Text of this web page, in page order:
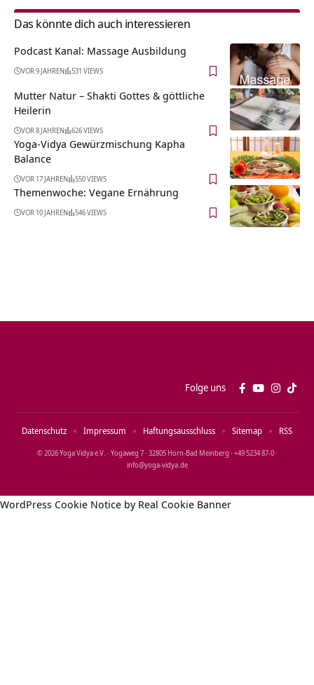
Das könnte dich auch interessieren
Podcast Kanal: Massage Ausbildung
VOR 9 JAHREN 531 VIEWS
Mutter Natur – Shakti Gottes & göttliche
Heilerin
VOR 8 JAHREN 626 VIEWS
Yoga-Vidya Gewürzmischung Kapha
Balance
VOR 17 JAHREN 550 VIEWS
Themenwoche: Vegane Ernährung
VOR 10 JAHREN 546 VIEWS
Folge uns
© 2026 Yoga Vidya e.V. · Yogaweg 7 · 32805 Horn‑Bad Meinberg · +49 5234 87‑0 ·
info@yoga‑vidya.de
Datenschutz Impressum Haftungsausschluss Sitemap RSS
WordPress Cookie Notice by Real Cookie Banner